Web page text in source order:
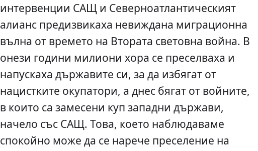
интервенции САЩ и Северноатлантическият
алианс предизвикаха невиждана миграционна
вълна от времето на Втората световна война. В
онези години милиони хора се преселваха и
напускаха държавите си, за да избягат от
нацистките окупатори, а днес бягат от войните,
в които са замесени куп западни държави,
начело със САЩ. Това, което наблюдаваме
спокойно може да се нарече преселение на